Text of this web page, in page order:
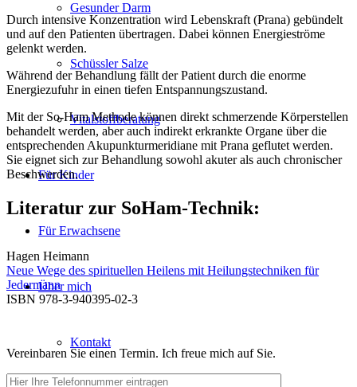
Gesunder Darm
Schüssler Salze
Vitalstoffberatung
Für Kinder
Für Erwachsene
Über mich
Kontakt
Durch intensive Konzentration wird Lebenskraft (Prana) gebündelt
und auf den Patienten übertragen. Dabei können Energieströme
gelenkt werden.
Während der Behandlung fällt der Patient durch die enorme
Energiezufuhr in einen tiefen Entspannungszustand.
Mit der So-Ham Methode können direkt schmerzende Körperstellen
behandelt werden, aber auch indirekt erkrankte Organe über die
entsprechenden Akupunkturmeridiane mit Prana geflutet werden.
Sie eignet sich zur Behandlung sowohl akuter als auch chronischer
Beschwerden.
Literatur zur SoHam-Technik:
Hagen Heimann
Neue Wege des spirituellen Heilens mit Heilungstechniken für
Jedermann
ISBN 978-3-940395-02-3
Vereinbaren Sie einen Termin. Ich freue mich auf Sie.